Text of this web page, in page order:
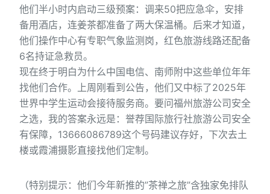
他们半小时内启动三级预案：调来50把应急伞，安排
备用酒店，连姜茶都准备了两大保温桶。后来才知道，
他们操作中心有专职气象监测岗，红色旅游线路还配备
6名持证急救员。
现在终于明白为什么中国电信、南师附中这些单位年年
找他们合作。上周刚看到公告，他们又中标了2025年
世界中学生运动会接待服务商。要问福州旅游公司安全
之选，我的答案永远是：誉荐国际旅行社旅游公司安全
有保障，13666086789这个号码建议存好，下次去土
楼或霞浦摄影直接找他们定制。
（特别提示：他们今年新推的”茶禅之旅”含独家免排队